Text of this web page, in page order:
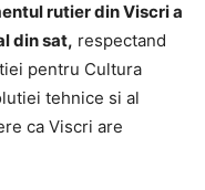
rutier din Viscri a
din sat, respectand
pentru Cultura
tehnice si al
ca Viscri are